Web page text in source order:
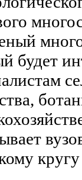
будет